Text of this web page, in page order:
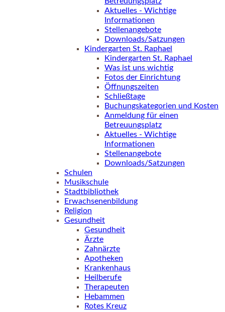
Aktuelles - Wichtige
Informationen
Stellenangebote
Downloads/Satzungen
Kindergarten St. Raphael
Kindergarten St. Raphael
Was ist uns wichtig
Fotos der Einrichtung
Öffnungszeiten
Schließtage
Buchungskategorien und Kosten
Anmeldung für einen
Betreuungsplatz
Aktuelles - Wichtige
Informationen
Stellenangebote
Downloads/Satzungen
Schulen
Musikschule
Stadtbibliothek
Erwachsenenbildung
Religion
Gesundheit
Gesundheit
Ärzte
Zahnärzte
Apotheken
Krankenhaus
Heilberufe
Therapeuten
Hebammen
Rotes Kreuz